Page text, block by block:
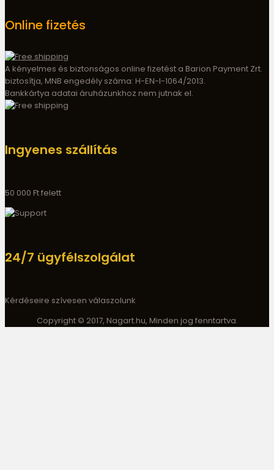
Online fizetés
A kényelmes és biztonságos online fizetést a Barion Payment Zrt.
biztosítja, MNB engedély száma: H-EN-I-1064/2013.
Bankkártya adatai áruházunkhoz nem jutnak el.
Ingyenes szállítás
50 000 Ft felett
24/7 ügyfélszolgálat
Kérdéseire szívesen válaszolunk
Copyright © 2017, Nagart.hu, Minden jog fenntartva.